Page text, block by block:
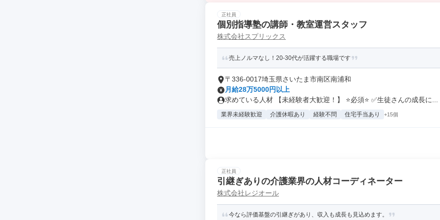
正社員
個別指導塾の講師・教室運営スタッフ
株式会社スプリックス
売上ノルマなし！20-30代が活躍する職場です
〒336-0017埼玉県さいたま市南区南浦和
月給28万5000円以上
求めている人材 【未経験者大歓迎！】 ⭐️必須⭐️ ✅生徒さんの成長に...
業界未経験歓迎 介護休暇あり 経験不問 住宅手当あり +15個
正社員
引継ぎありの介護業界の人材コーディネーター
株式会社レジオール
今なら評価基盤の引継ぎがあり、収入も成長も見込めます。